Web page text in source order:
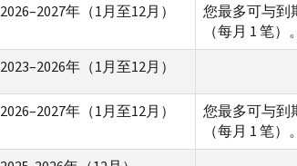
2026–2027年（1月至12月）
您最多可与到
（每月 1 笔）。
2023–2026年（1月至12月）
2026–2027年（1月至12月）
您最多可与到
（每月 1 笔）。